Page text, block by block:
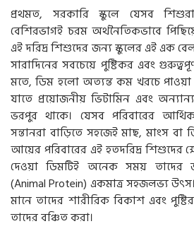
প্রথমত, সরকারি স্কুলে যেসব
বেশিরভাগই চরম অর্থনৈতিকভাবে
এই দরিদ্র শিশুদের জন্য স্কুলের এই এক
সারাদিনের সবচেয়ে পুষ্টিকর এবং
মতে, ডিম হলো অত্যন্ত কম খরচে পাওয়া
যাতে প্রয়োজনীয় ভিটামিন এবং
ভরপুর থাকে। যেসব পরিবারের
সন্তানরা বাড়িতে সহজেই মাছ, মাংস বা
আয়ের পরিবারের এই হতদরিদ্র শিশুদের
দেওয়া ডিমটিই অনেক সময় তাদের
(Animal Protein) একমাত্র সহজলভ্য
মানে তাদের শারীরিক বিকাশ এবং
তাদের বঞ্চিত করা।